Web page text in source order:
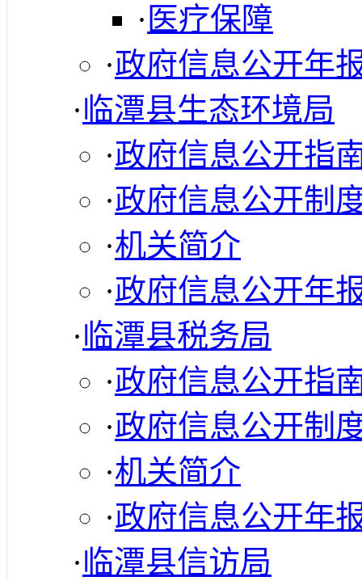
· 医疗保障
·政府信息公开年
·临潭县生态环境局
·政府信息公开指
·政府信息公开制
·机关简介
·政府信息公开年
·临潭县税务局
·政府信息公开指
·政府信息公开制
·机关简介
·政府信息公开年
·临潭县信访局